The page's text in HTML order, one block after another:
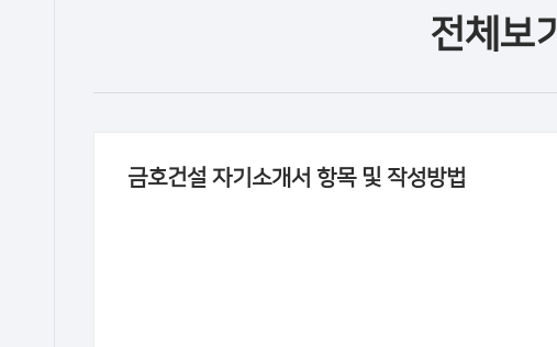
전체보기
금호건설 자기소개서 항목 및 작성방법